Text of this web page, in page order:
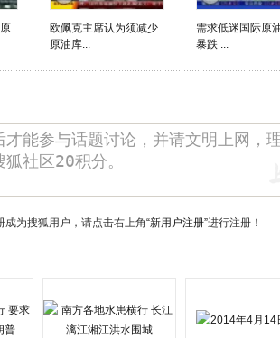
欧佩克主席认为须减少
原油库...
需求低迷国际原
暴跌 ...
成为搜狐用户，请点击右上角“新用户注册”进行注册！